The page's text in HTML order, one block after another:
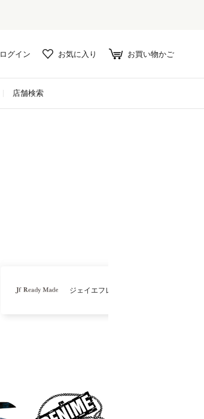
ログイン お気に入り お買い物かご
店舗検索
ジェイエフレディメイド